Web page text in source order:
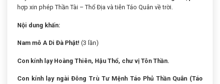
hợp xin phép Thần Tài – Thổ Địa và tiễn Táo Quân về trời.
Nội dung khấn:
Nam mô A Di Đà Phật! (3 lần)
Con kính lạy Hoàng Thiên, Hậu Thổ, chư vị Tôn Thần.
Con kính lạy ngài Đông Trù Tư Mệnh Táo Phủ Thần Quân (Táo